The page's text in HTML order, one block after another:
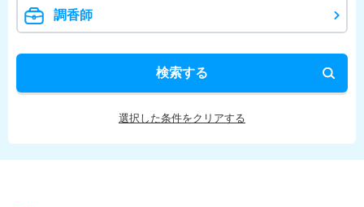
調香師
検索する
選択した条件をクリアする